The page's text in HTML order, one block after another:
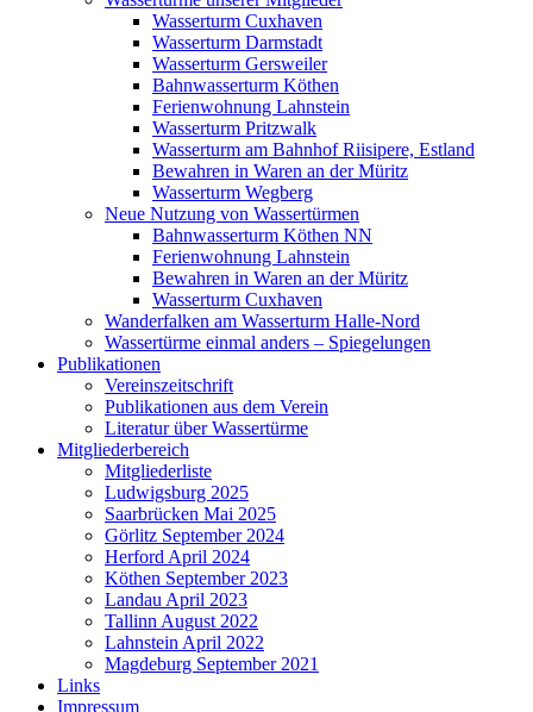
Wasserturm Cuxhaven
Wasserturm Darmstadt
Wasserturm Gersweiler
Bahnwasserturm Köthen
Ferienwohnung Lahnstein
Wasserturm Pritzwalk
Wasserturm am Bahnhof Riisipere, Estland
Bewahren in Waren an der Müritz
Wasserturm Wegberg
Neue Nutzung von Wassertürmen
Bahnwasserturm Köthen NN
Ferienwohnung Lahnstein
Bewahren in Waren an der Müritz
Wasserturm Cuxhaven
Wanderfalken am Wasserturm Halle-Nord
Wassertürme einmal anders – Spiegelungen
Publikationen
Vereinszeitschrift
Publikationen aus dem Verein
Literatur über Wassertürme
Mitgliederbereich
Mitgliederliste
Ludwigsburg 2025
Saarbrücken Mai 2025
Görlitz September 2024
Herford April 2024
Köthen September 2023
Landau April 2023
Tallinn August 2022
Lahnstein April 2022
Magdeburg September 2021
Links
Impressum